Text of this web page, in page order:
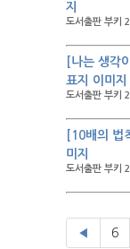
지
도서출판 부키
[나는 생각
표지 이미지
도서출판 부
[10배의 법
미지
도서출판 부
◀ 6